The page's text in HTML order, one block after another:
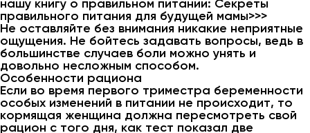
нашу книгу о правильном питании: Секреты
правильного питания для будущей мамы>>>
Не оставляйте без внимания никакие неприятные
ощущения. Не бойтесь задавать вопросы, ведь в
большинстве случаев боли можно унять и
довольно несложным способом.
Особенности рациона
Если во время первого триместра беременности
особых изменений в питании не происходит, то
кормящая женщина должна пересмотреть свой
рацион с того дня, как тест показал две